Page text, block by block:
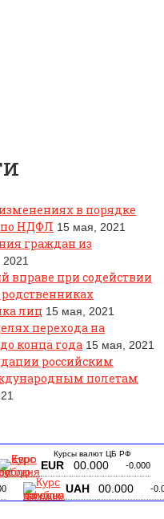
в порядке
по НДФЛ 15 мая, 2021
граждан из
при содействии
лиц 15 мая, 2021
перехода на
конца года 15 мая, 2021
российским
полетам
Курсы валют ЦБ РФ
EUR 00.000 -0.000
UAH 00.000 -